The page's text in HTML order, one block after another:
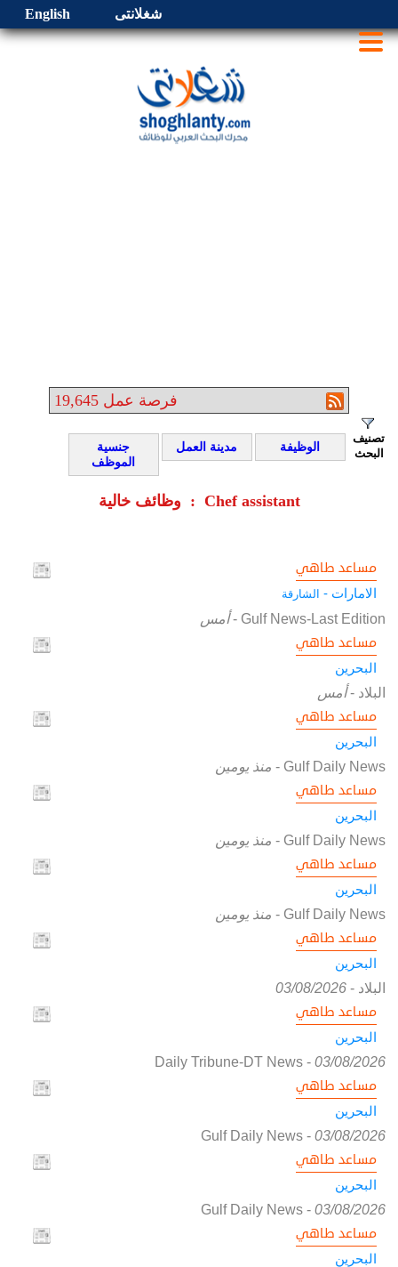
شغلانتى English
19,645 فرصة عمل
تصنيف
البحث
الوظيفة مدينة العمل
جنسية
الموظف
وظائف خالية : Chef assistant
مساعد طاهي
الامارات - الشارقة
Gulf News-Last Edition
-أمس
مساعد طاهي
البحرين
البلاد -أمس
مساعد طاهي
البحرين
Gulf Daily News
- منذ يومين
مساعد طاهي
البحرين
Gulf Daily News
- منذ يومين
مساعد طاهي
البحرين
Gulf Daily News
- منذ يومين
مساعد طاهي
البحرين
البلاد -
03/08/2026
مساعد طاهي
البحرين
Daily Tribune-DT News- 03/08/2026
مساعد طاهي
البحرين
Gulf Daily News- 03/08/2026
مساعد طاهي
البحرين
Gulf Daily News- 03/08/2026
مساعد طاهي
البحرين